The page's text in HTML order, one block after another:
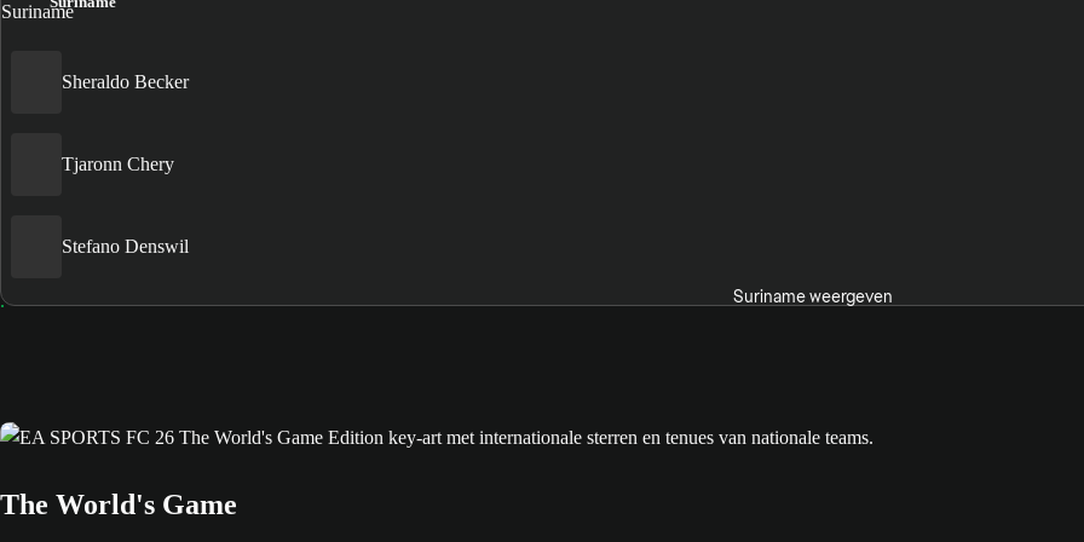
Sheraldo Becker
Tjaronn Chery
Stefano Denswil
Suriname weergeven
The World's Game